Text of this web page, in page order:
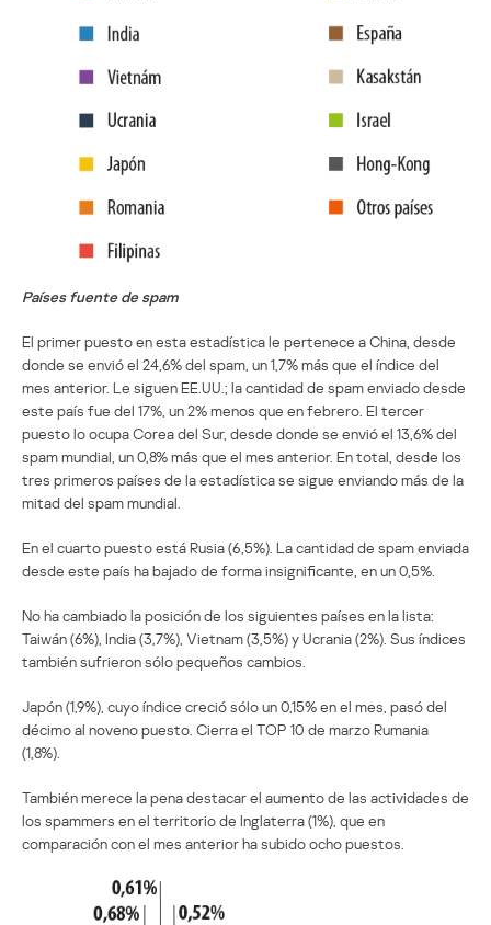
Países fuente de spam
El primer puesto en esta estadística le pertenece a China, desde
donde se envió el 24,6% del spam, un 1,7% más que el índice del
mes anterior. Le siguen EE.UU.; la cantidad de spam enviado desde
este país fue del 17%, un 2% menos que en febrero. El tercer
puesto lo ocupa Corea del Sur, desde donde se envió el 13,6% del
spam mundial, un 0,8% más que el mes anterior. En total, desde los
tres primeros países de la estadística se sigue enviando más de la
mitad del spam mundial.
En el cuarto puesto está Rusia (6,5%). La cantidad de spam enviada
desde este país ha bajado de forma insignificante, en un 0,5%.
No ha cambiado la posición de los siguientes países en la lista:
Taiwán (6%), India (3,7%), Vietnam (3,5%) y Ucrania (2%). Sus índices
también sufrieron sólo pequeños cambios.
Japón (1,9%), cuyo índice creció sólo un 0,15% en el mes, pasó del
décimo al noveno puesto. Cierra el TOP 10 de marzo Rumania
(1,8%).
También merece la pena destacar el aumento de las actividades de
los spammers en el territorio de Inglaterra (1%), que en
comparación con el mes anterior ha subido ocho puestos.